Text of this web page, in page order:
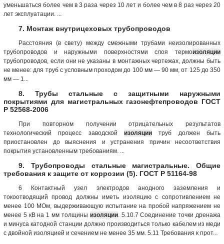
уменьшаться более чем в 3 раза через 10 лет и более чем в 8 раз через 20
лет эксплуатации. ...
7. Монтаж внутрицеховых трубопроводов
Расстояния (в свету) между смежными трубами неизолированных
трубопроводов и наружными поверхностями слоя термоизоляции
трубопроводов, если они не указаны в монтажных чертежах, должны быть
не менее: для труб с условным проходом до 100 мм — 90 мм, от 125 до 350
мм — 1...
8. Трубы стальные с защитными наружными
покрытиями для магистральных газонефтепроводов ГОСТ
Р 52568-2006
При повторном получении отрицательных результатов
технологический процесс заводской изоляции труб должен быть
приостановлен до выяснения и устранения причин несоответствия
покрытия установленным требованиям. ...
9. Трубопроводы стальные магистральные. Общие
требования к защите от коррозии (5). ГОСТ Р 51164-98
6 Контактный узел электродов анодного заземления и
токоотводящий провод должны иметь изоляцию с сопротивлением не
менее 100 МОм, выдерживающую испытание на пробой напряжением не
менее 5 кВ на 1 мм толщины изоляции. 5.10.7 Соединение точки дренажа
и минуса катодной станции должно производиться только кабелем из меди
с двойной изоляцией и сечением не менее 35 мм. 5.11 Требования к прот...